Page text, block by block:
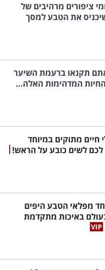
ציפורים מרהיבים של
את הטבע למסך
תקנאו ברעמת השיער
חיים מתוקים במיוחד
לכם לשים כובע על הראש!
מפלאי הטבע היפים
באיכות מתקדמת